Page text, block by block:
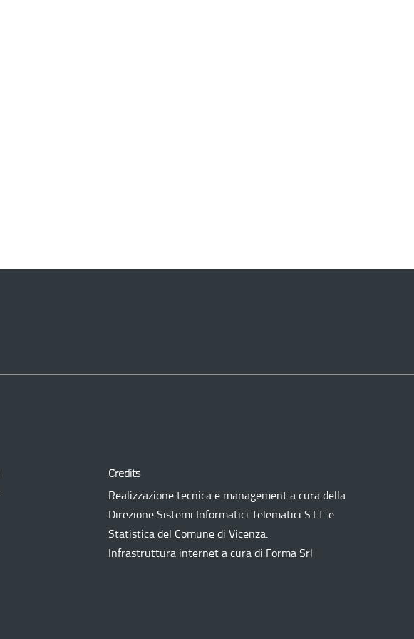
Credits
Realizzazione tecnica e management a cura della
Direzione Sistemi Informatici TelematiciS.I.T. e
Statistica del Comune di Vicenza.
Infrastruttura internet a cura di Forma Srl